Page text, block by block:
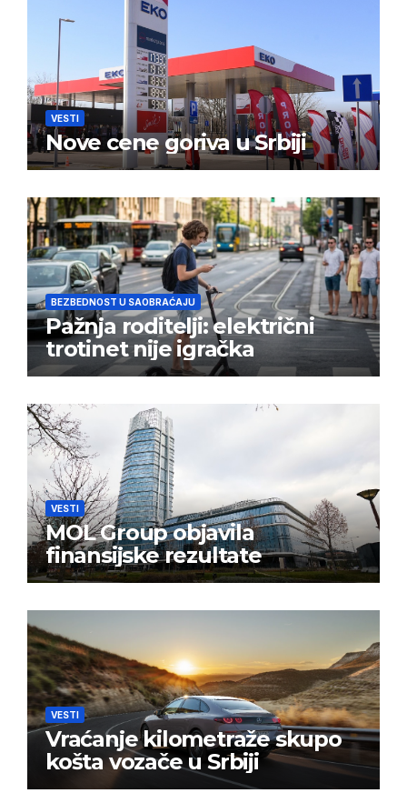
VESTI
Nove cene goriva u Srbiji
BEZBEDNOST U SAOBRAĆAJU
Pažnja roditelji: električni
trotinet nije igračka
VESTI
MOL Group objavila
finansijske rezultate
VESTI
Vraćanje kilometraže skupo
košta vozače u Srbiji